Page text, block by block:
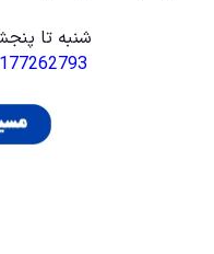
شنبه تا